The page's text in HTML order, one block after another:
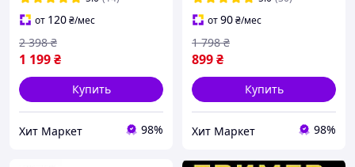
беспроводной триммер
для бороды
от 120₴/мес
1 199₴
2 398 ₴
Купить
Хит Маркет 98%
VGR с регулировкой
длины
от90₴/мес
899₴
1 798 ₴
Купить
Хит Маркет 98%